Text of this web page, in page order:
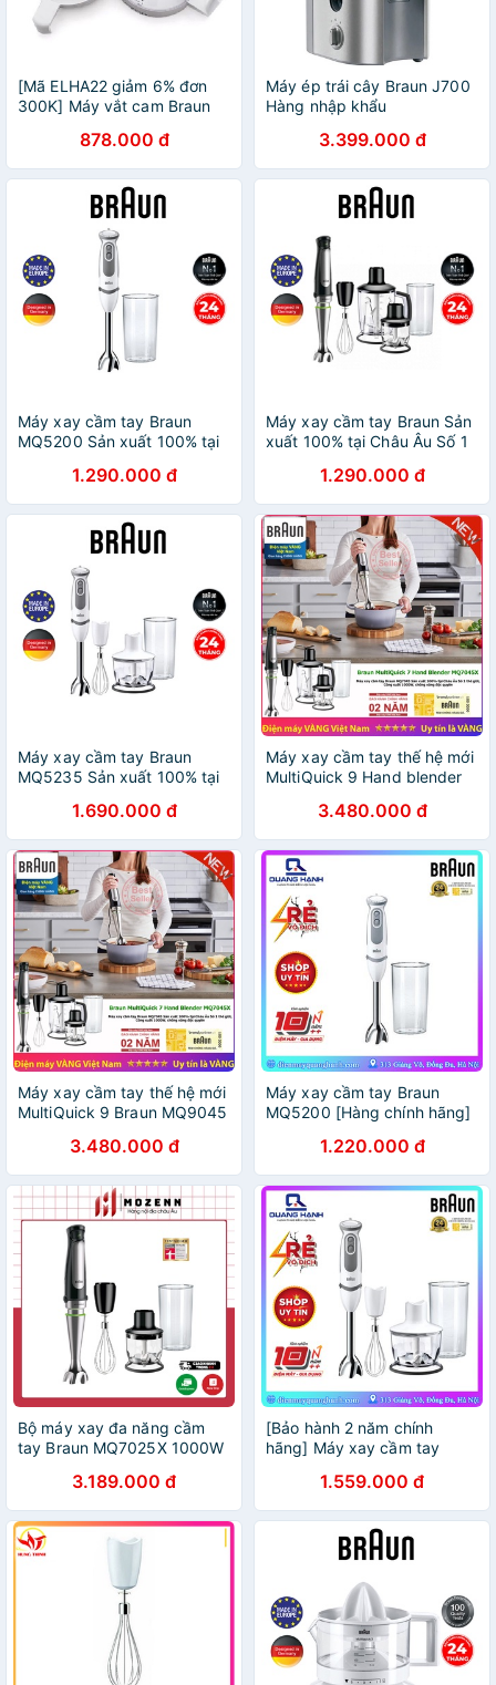
[Mã ELHA22 giảm 6% đơn
300K] Máy vắt cam Braun
878.000 đ
Máy ép trái cây Braun J700
Hàng nhập khẩu
3.399.000 đ
Máy xay cầm tay Braun
MQ5200 Sản xuất 100% tại
suất 1000w, chống văng
độc quyền, xay nhanh
1.290.000 đ
Máy xay cầm tay Braun Sản
xuất 100% tại Châu Âu Số 1
chống văng độc quyền, bảo
hành 24 thang
1.290.000 đ
Máy xay cầm tay Braun
MQ5235 Sản xuất 100% tại
suất 1000w, chống văng
độc quyền, xay nhanh.
1.690.000 đ
Máy xay cầm tay thế hệ mới
MultiQuick 9 Hand blender
3.480.000 đ
Máy xay cầm tay thế hệ mới
MultiQuick 9 Braun MQ9045
chính hãng)3.480.000 đ
Máy xay cầm tay Braun
MQ5200 [Hàng chính hãng]
1.220.000 đ
Bộ máy xay đa năng cầm
tay Braun MQ7025X 1000W
3.189.000 đ
[Bảo hành 2 năm chính
hãng] Máy xay cầm tay
1.559.000 đ